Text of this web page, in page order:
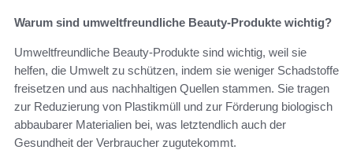
Warum sind umweltfreundliche Beauty-Produkte wichtig?
Umweltfreundliche Beauty-Produkte sind wichtig, weil sie
helfen, die Umwelt zu schützen, indem sie weniger Schadstoffe
freisetzen und aus nachhaltigen Quellen stammen. Sie tragen
zur Reduzierung von Plastikmüll und zur Förderung biologisch
abbaubarer Materialien bei, was letztendlich auch der
Gesundheit der Verbraucher zugutekommt.